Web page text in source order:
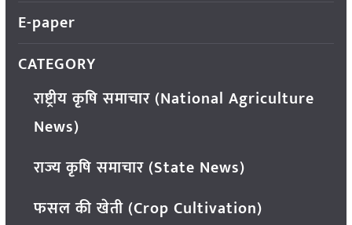
E-paper
CATEGORY
राष्ट्रीय कृषि समाचार (National Agriculture
News)
राज्य कृषि समाचार (State News)
फसल की खेती (Crop Cultivation)